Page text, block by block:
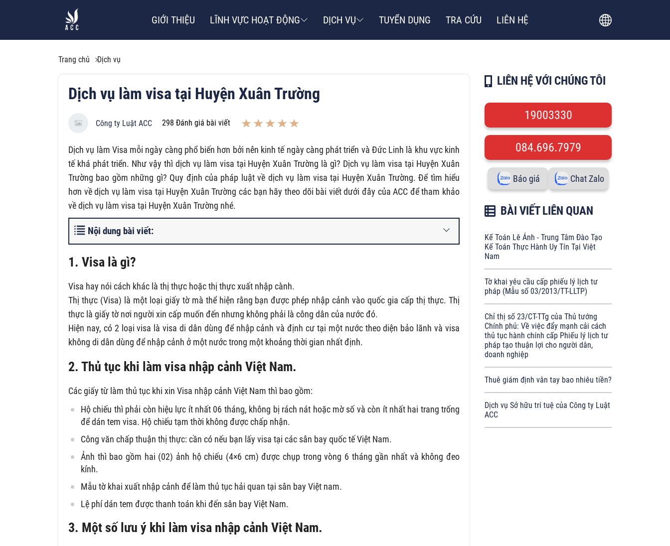
GIỚI THIỆU LĨNH VỰC HOẠT ĐỘNG DỊCH VỤ TUYỂN DỤNG TRA CỨU LIÊN HỆ
Trang chủ Dịch vụ
Dịch vụ làm visa tại Huyện Xuân Trường
Công ty Luật ACC 298 Đánh giá bài viết
Dịch vụ làm Visa mỗi ngày càng phổ biến hơn bởi nên kinh tế ngày càng phát triển và Đức Linh là khu vực kinh
tế khá phát triển. Như vậy thì dịch vụ làm visa tại Huyện Xuân Trường là gì? Dịch vụ làm visa tại Huyện Xuân
Trường bao gồm những gì? Quy định của pháp luật về dịch vụ làm visa tại Huyện Xuân Trường. Để tìm hiểu
hơn về dịch vụ làm visa tại Huyện Xuân Trường các bạn hãy theo dõi bài viết dưới đây của ACC để tham khảo
về dịch vụ làm visa tại Huyện Xuân Trường nhé.
Nội dung bài viết:
1. Visa là gì?
Visa hay nói cách khác là thị thực hoặc thị thực xuất nhập cành.
Thị thực (Visa) là một loại giấy tờ mà thể hiện rằng bạn được phép nhập cảnh vào quốc gia cấp thị thực. Thị
thực là giấy tờ nơi người xin cấp muốn đến nhưng không phải là công dân của nước đó.
Hiện nay, có 2 loại visa là visa di dân dùng để nhập cảnh và định cư tại một nước theo diện bảo lãnh và visa
không di dân dùng để nhập cảnh ở một nước trong một khoảng thời gian nhất định.
2. Thủ tục khi làm visa nhập cảnh Việt Nam.
Các giấy từ làm thủ tục khi xin Visa nhập cảnh Việt Nam thì bao gồm:
Hộ chiếu thì phải còn hiệu lực ít nhất 06 tháng, không bị rách nát hoặc mờ số và còn ít nhất hai trang trống
để dán tem visa. Hộ chiếu tạm thời không được chấp nhận.
Công văn chấp thuận thị thực: cần có nếu bạn lấy visa tại các sân bay quốc tế Việt Nam.
Ảnh thì bao gồm hai (02) ảnh hộ chiếu (4×6 cm) được chụp trong vòng 6 tháng gần nhất và không đeo
kính.
Mẫu tờ khai xuất nhập cảnh để làm thủ tục hải quan tại sân bay Việt nam.
Lệ phí dán tem được thanh toán khi đến sân bay Việt Nam.
3. Một số lưu ý khi làm visa nhập cảnh Việt Nam.
LIÊN HỆ VỚI CHÚNG TÔI
19003330
084.696.7979
Báo giá Chat Zalo
BÀI VIẾT LIÊN QUAN
Kế Toán Lê Ánh - Trung Tâm Đào Tạo
Kế Toán Thực Hành Uy Tín Tại Việt
Nam
Tờ khai yêu cầu cấp phiếu lý lịch tư
pháp (Mẫu số 03/2013/TT-LLTP)
Chỉ thị số 23/CT-TTg của Thủ tướng
Chính phủ: Về việc đẩy mạnh cải cách
thủ tục hành chính cấp Phiếu lý lịch tư
pháp tạo thuận lợi cho người dân,
doanh nghiệp
Thuê giám định vân tay bao nhiêu tiền?
Dịch vụ Sở hữu trí tuệ của Công ty Luật
ACC